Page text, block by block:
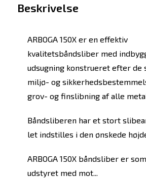
Beskrivelse
ARBOGA 150X er en effektiv
kvalitetsbåndsliber med
udsugning konstrueret efter de
miljø- og
grov- og finslibning af alle
Båndsliberen har et stort
let indstilles i den ønskede
ARBOGA 150X båndsliber er
udstyret med mot...